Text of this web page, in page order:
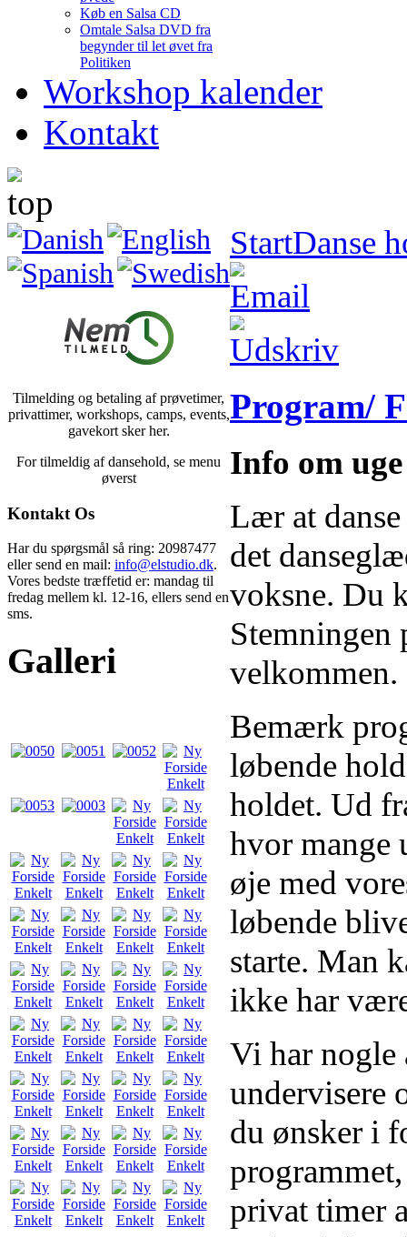
Køb en Salsa CD
Omtale Salsa DVD fra
begynder til let øvet fra
Politiken
Workshop kalender
Kontakt
StartDanse
Program/
Info om
Lær at
det
voksne. Du
Stemningen
velkommen.
Bemærk
løbende
holdet. Ud
hvor mange
øje med
løbende
starte. Man
ikke har
Vi har nogle
undervisere
du ønsker i
privat timer
Tilmelding og betaling af prøvetimer,
privattimer, workshops, camps, events,
gavekort sker her.
For tilmeldig af dansehold, se menu
øverst
Kontakt Os
Har du spørgsmål så ring: 20987477
eller send en mail: info@elstudio.dk.
Vores bedste træffetid er: mandag til
fredag mellem kl. 12-16, ellers send en
sms.
Galleri